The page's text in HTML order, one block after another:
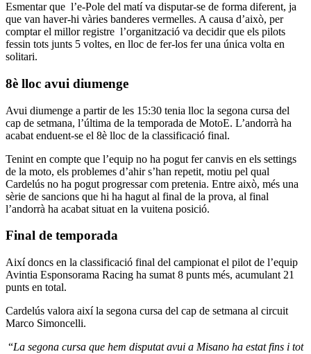
Esmentar que l’e-Pole del matí va disputar-se de forma diferent, ja
que van haver-hi vàries banderes vermelles. A causa d’això, per
comptar el millor registre l’organització va decidir que els pilots
fessin tots junts 5 voltes, en lloc de fer-los fer una única volta en
solitari.
8è lloc avui diumenge
Avui diumenge a partir de les 15:30 tenia lloc la segona cursa del
cap de setmana, l’última de la temporada de MotoE. L’andorrà ha
acabat enduent-se el 8è lloc de la classificació final.
Tenint en compte que l’equip no ha pogut fer canvis en els settings
de la moto, els problemes d’ahir s’han repetit, motiu pel qual
Cardelús no ha pogut progressar com pretenia. Entre això, més una
sèrie de sancions que hi ha hagut al final de la prova, al final
l’andorrà ha acabat situat en la vuitena posició.
Final de temporada
Així doncs en la classificació final del campionat el pilot de l’equip
Avintia Esponsorama Racing ha sumat 8 punts més, acumulant 21
punts en total.
Cardelús valora així la segona cursa del cap de setmana al circuit
Marco Simoncelli.
“La segona cursa que hem disputat avui a Misano ha estat fins i tot